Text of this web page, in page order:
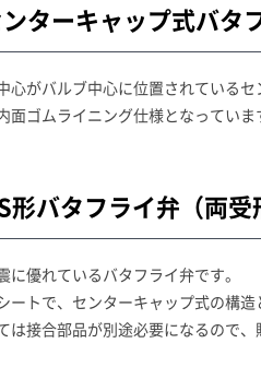
ターキャップ式バタ
心がバルブ中心に位置されている
面ゴムライニング仕様となっていま
形バタフライ弁（両受
に優れているバタフライ弁です。
ートで、センターキャップ式の構
は接合部品が別途必要になるので